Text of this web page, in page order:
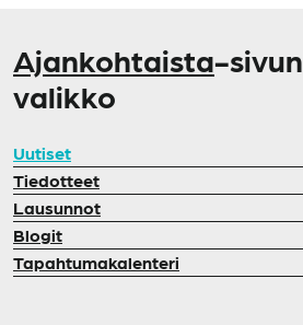
Ajankohtaista-sivun
valikko
Uutiset
Tiedotteet
Lausunnot
Blogit
Tapahtumakalenteri